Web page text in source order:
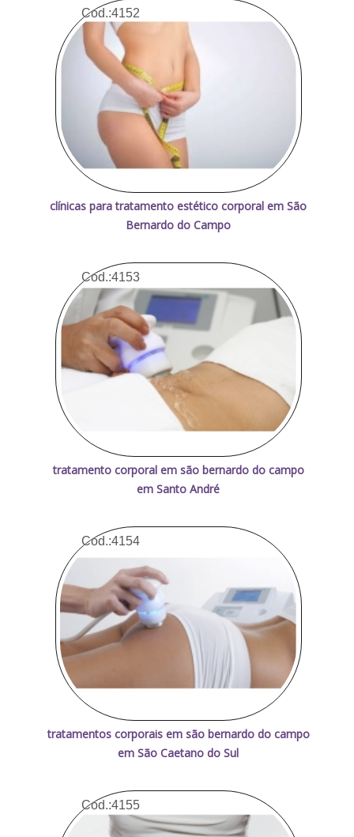
Cod.:4152
clínicas para tratamento estético corporal em São
Bernardo do Campo
Cod.:4153
tratamento corporal em são bernardo do campo
em Santo André
Cod.:4154
tratamentos corporais em são bernardo do campo
em São Caetano do Sul
Cod.:4155